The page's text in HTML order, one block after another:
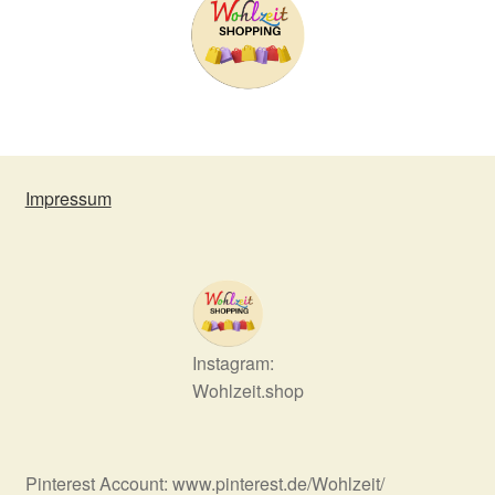
Impressum
Instagram:
Wohlzeit.shop
Pinterest Account: www.pinterest.de/Wohlzeit/